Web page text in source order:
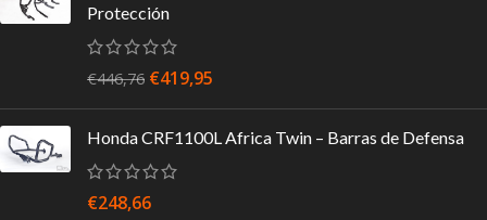
Protección
€446,76 €419,95
Honda CRF1100L Africa Twin – Barras de Defensa
€248,66